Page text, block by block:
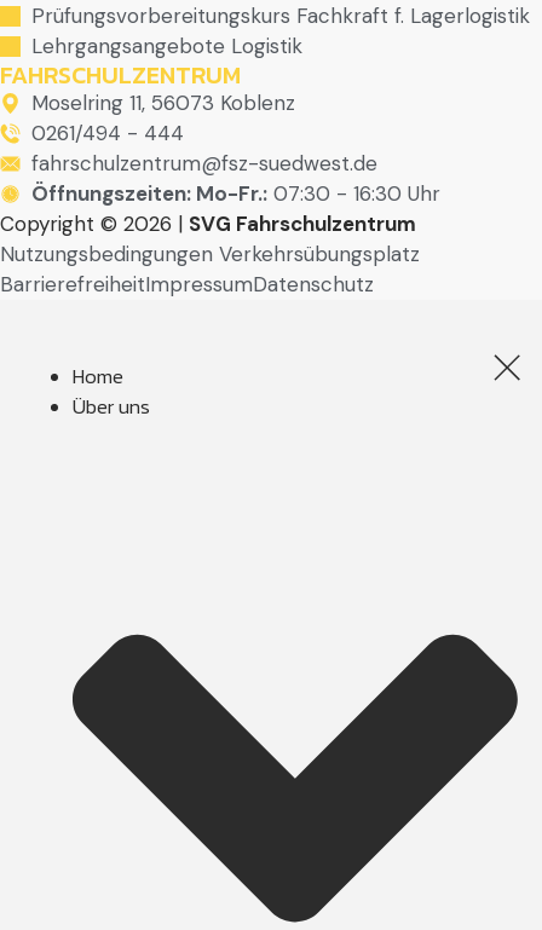
Prüfungsvorbereitungskurs Fachkraft f. Lagerlogistik
Lehrgangsangebote Logistik
FAHRSCHULZENTRUM
Moselring 11, 56073 Koblenz
0261/494 - 444
fahrschulzentrum@fsz-suedwest.de
Öffnungszeiten: Mo-Fr.: 07:30 - 16:30 Uhr
Copyright © 2026 | SVG Fahrschulzentrum
Nutzungsbedingungen Verkehrsübungsplatz
BarrierefreiheitImpressumDatenschutz
Home
Über uns